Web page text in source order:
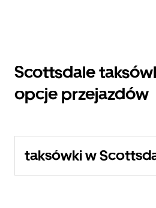
Scottsdale
opcje przejazdów
taksówki w